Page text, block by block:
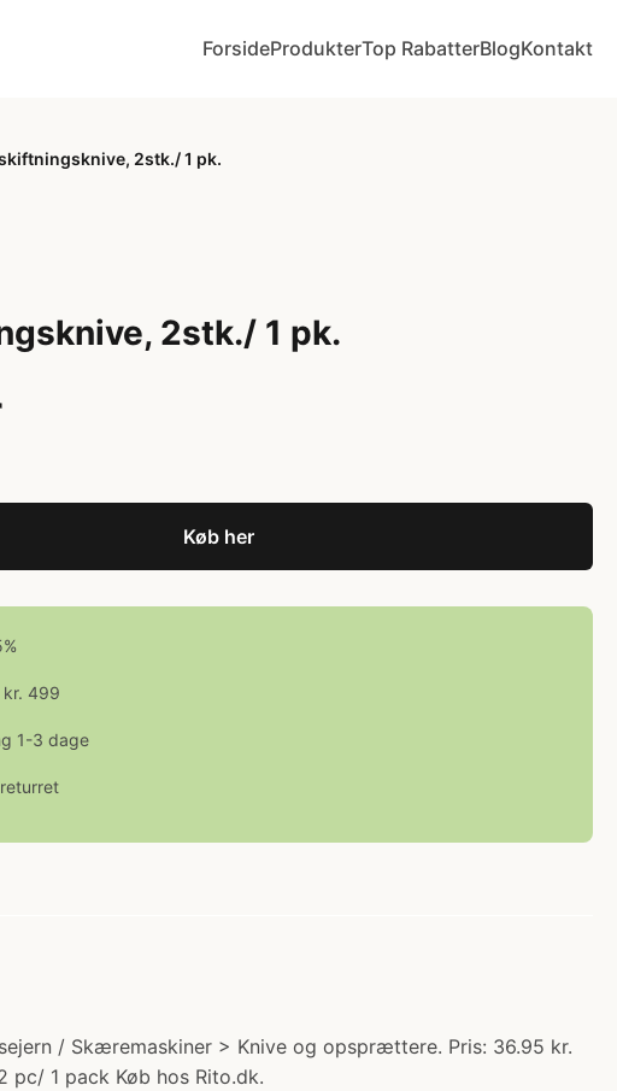
ForsideProdukterTop RabatterBlogKontakt
2stk./ 1 pk.
2stk./ 1 pk.
Køb her
499
1-3 dage
/ Skæremaskiner > Knive og opsprættere. Pris: 36.95 kr.
1 pack Køb hos Rito.dk.